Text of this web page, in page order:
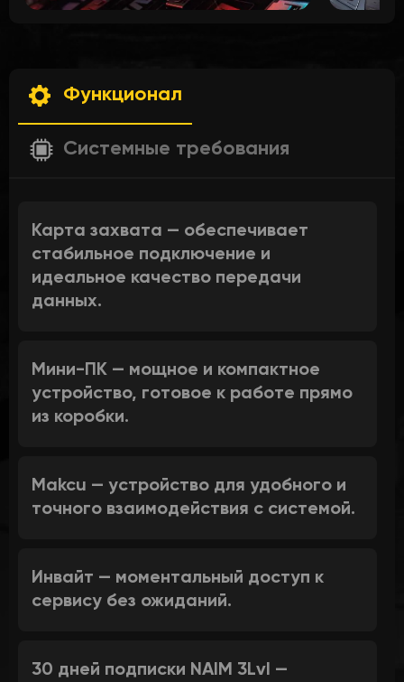
Функционал
Системные требования
Карта захвата — обеспечивает
стабильное подключение и
идеальное качество передачи
данных.
Мини-ПК — мощное и компактное
устройство, готовое к работе прямо
из коробки.
Makcu — устройство для удобного и
точного взаимодействия с системой.
Инвайт — моментальный доступ к
сервису без ожиданий.
30 дней подписки NAIM 3Lvl —